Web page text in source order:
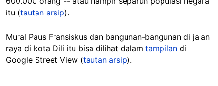
itu (tautan arsip).
Mural Paus Fransiskus dan bangunan-bangunan di jalan
raya di kota Dili itu bisa dilihat dalam tampilan di
Google Street View (tautan arsip).